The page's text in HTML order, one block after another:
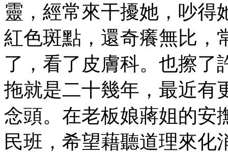
靈，經常來干擾她，吵得
紅色斑點，還奇癢無比，
了，看了皮膚科。也擦了
拖就是二十幾年，最近有
念頭。在老板娘蔣姐的安
民班，希望藉聽道理來化